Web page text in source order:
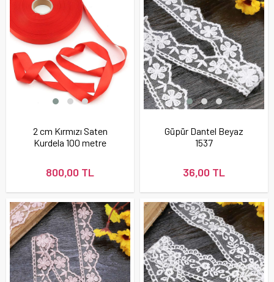
2 cm Kırmızı Saten
Kurdela 100 metre
800,00 TL
Güpür Dantel Beyaz
1537
36,00 TL